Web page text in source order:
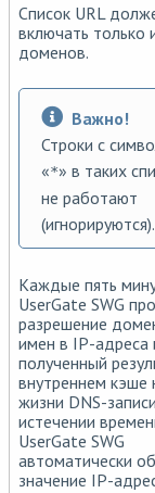
Список URL
включать только
доменов.
Важно!
Строки с
«*» в таких
не работают
(игнорируются).
Каждые пять
UserGate SWG
разрешение
имен в IP-адреса
полученный
внутреннем кэше
жизни DNS-
истечении
UserGate SWG
автоматически
значение IP-